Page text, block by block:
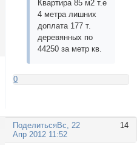
Квартира 85 м2 т.е
4 метра лишних
доплата 177 т.
деревянных по
44250 за метр кв.
0
Поделиться 14
Вс, 22
Апр 2012 11:52